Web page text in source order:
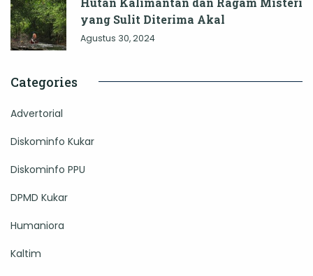
yang Sulit Diterima Akal
Agustus 30, 2024
Categories
Advertorial
Diskominfo Kukar
Diskominfo PPU
DPMD Kukar
Humaniora
Kaltim